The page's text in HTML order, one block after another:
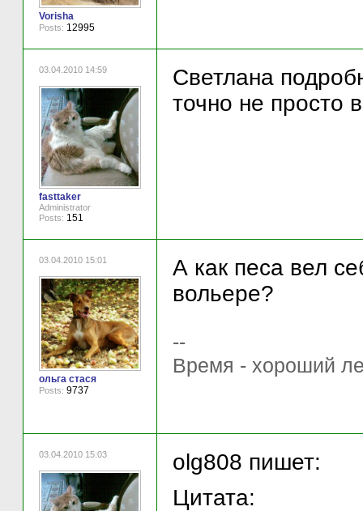
Vorisha
Posts: 12995
03.04.2010 14:59
fasttaker
Administrator
Posts: 151
Светлана
точно не просто
03.04.2010 15:01
ольга стася
Posts: 9737
А как песа вел
вольере?
--
Время - хороший
03.04.2010 15:03
olg808 пишет:
Цитата: